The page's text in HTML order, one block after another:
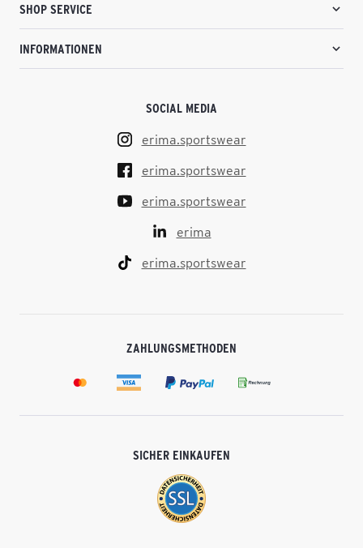
SHOP SERVICE
INFORMATIONEN
SOCIAL MEDIA
erima.sportswear
erima.sportswear
erima.sportswear
erima
erima.sportswear
ZAHLUNGSMETHODEN
SICHER EINKAUFEN